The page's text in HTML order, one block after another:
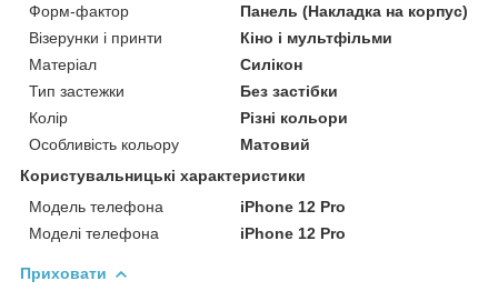
Форм-фактор
Панель (Накладка на корпус)
Візерунки і принти
Кіно і мультфільми
Матеріал
Силікон
Тип застежки
Без застібки
Колір
Різні кольори
Особливість кольору
Матовий
Користувальницькі характеристики
Модель телефона
iPhone 12 Pro
Моделі телефона
iPhone 12 Pro
Приховати